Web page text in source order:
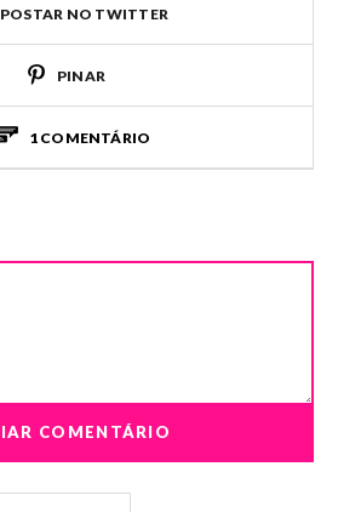
POSTAR NO TWITTER
PINAR
1 COMENTÁRIO